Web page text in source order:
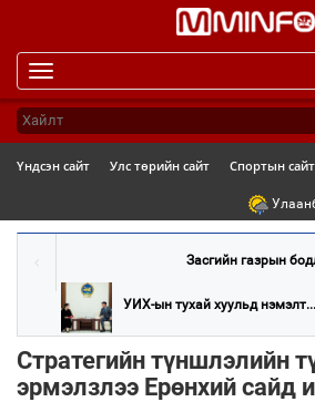
navigation
Үндсэн сайт Улс төрийн сайт Спортын сайт
Засгийн газрын
УИХ-ын тухай хуульд нэмэлт...
Стратегийн түншлэлийн
эрмэлзлээ Ерөнхий сайд